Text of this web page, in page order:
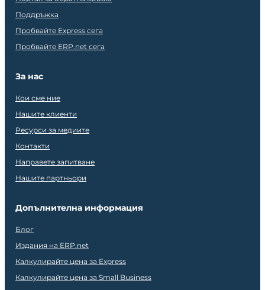
Поддръжка
Пробвайте Express сега
Пробвайте ERP.net сега
За нас
Кои сме ние
Нашите клиенти
Ресурси за медиите
Контакти
Направете запитване
Нашите партньори
Допълнителна информация
Блог
Издания на ERP.net
Калкулирайте цена за Express
Калкулирайте цена за Small Business